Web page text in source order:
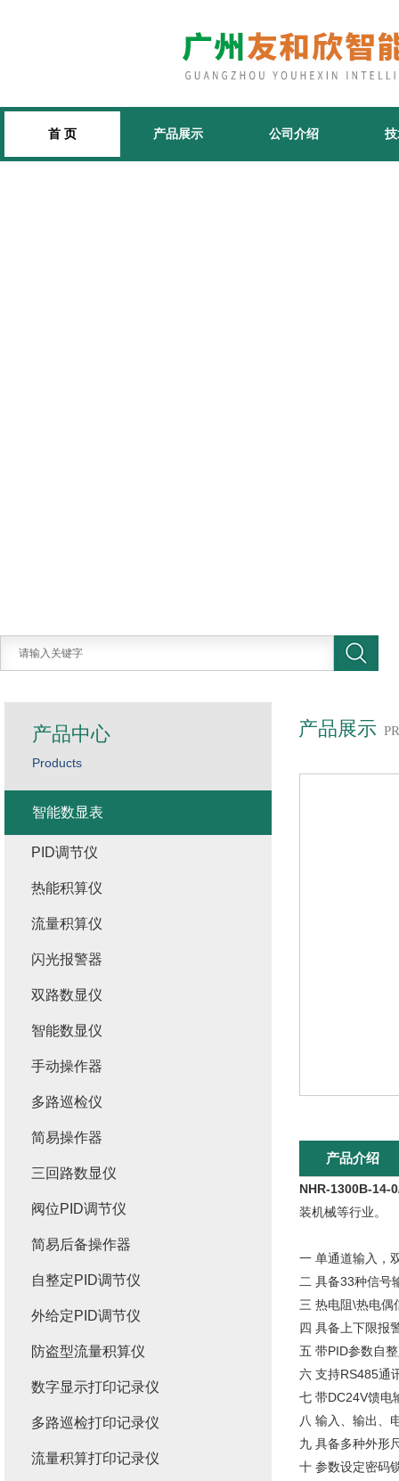
首 页 产品展示 公司介绍
产品展示
产品介绍
NHR-1300B-14-
装机械等行业。
一 单通道输入，
二 具备33种信号
三 热电阻\热电
四 具备上下限报
五 带PID参数自
六 支持RS485通
七 带DC24V馈电
八 输入、输出、
九 具备多种外形
十 参数设定密码
产品中心
Products
智能数显表
PID调节仪
热能积算仪
流量积算仪
闪光报警器
双路数显仪
智能数显仪
手动操作器
多路巡检仪
简易操作器
三回路数显仪
阀位PID调节仪
简易后备操作器
自整定PID调节仪
外给定PID调节仪
防盗型流量积算仪
数字显示打印记录仪
多路巡检打印记录仪
流量积算打印记录仪